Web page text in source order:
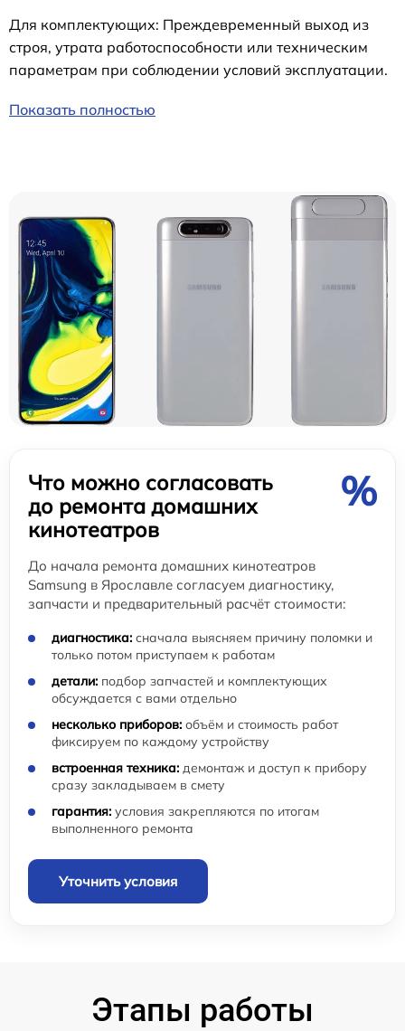
Для комплектующих: Преждевременный выход из
строя, утрата работоспособности или техническим
параметрам при соблюдении условий эксплуатации.
Показать полностью
Что можно согласовать
до ремонта домашних
кинотеатров
%
До начала ремонта домашних кинотеатров
Samsung в Ярославле согласуем диагностику,
запчасти и предварительный расчёт стоимости:
диагностика: сначала выясняем причину поломки и
только потом приступаем к работам
детали: подбор запчастей и комплектующих
обсуждается с вами отдельно
несколько приборов: объём и стоимость работ
фиксируем по каждому устройству
встроенная техника: демонтаж и доступ к прибору
сразу закладываем в смету
гарантия: условия закрепляются по итогам
выполненного ремонта
Уточнить условия
Этапы работы